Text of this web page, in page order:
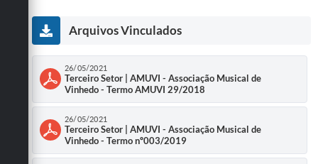
Arquivos Vinculados
26/05/2021
Terceiro Setor | AMUVI - Associação Musical de
Vinhedo - Termo AMUVI 29/2018
26/05/2021
Terceiro Setor | AMUVI - Associação Musical de
Vinhedo - Termo nº003/2019